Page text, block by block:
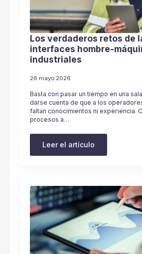
Los verdaderos retos de
interfaces hombre-
industriales
26 mayo 2026
Basta con pasar un tiempo en una
darse cuenta de que a los
faltan conocimientos ni experiencia.
procesos a…
Leer el artículo